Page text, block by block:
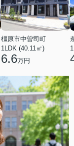
橿原市中曽司町
1LDK (40.11㎡)
6.6万円